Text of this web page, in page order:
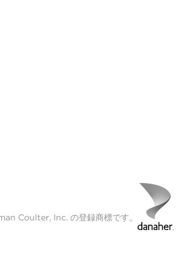
Coulter, Inc. の登録商標です。